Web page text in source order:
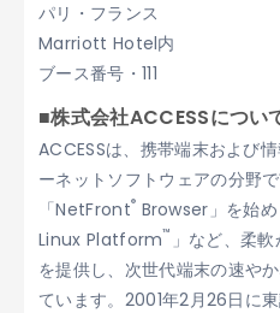
パリ・フランス
Marriott Hotel内
ブース番号・111
■株式会社ACCESSについ
ACCESSは、携帯端末および
ーネットソフトウェアの分野
「NetFront® Browser」を始
Linux Platform™ 」など、柔
を提供し、次世代端末の速や
ています。2001年2月26日に